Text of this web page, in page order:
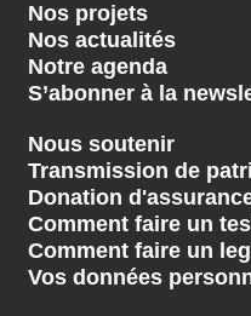
Nos projets
Nos actualités
Notre agenda
S’abonner à la
Nous soutenir
Transmission de
Donation
Comment faire un
Comment faire un
Vos données